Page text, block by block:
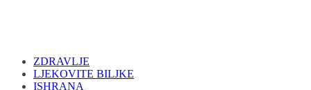
ZDRAVLJE
LJEKOVITE BILJKE
ISHRANA